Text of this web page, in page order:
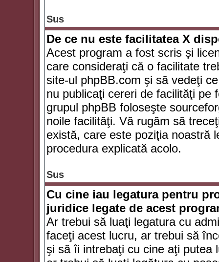
Sus
De ce nu este facilitatea X
Acest program a fost scris şi
care consideraţi că o facilitate
site-ul phpBB.com şi să vedeţi
nu publicaţi cereri de facilităţi pe
grupul phpBB foloseşte
noile facilităţi. Vă rugăm să
există, care este poziţia noastră
procedura explicată acolo.
Sus
Cu cine iau legatura pentru
juridice legate de acest
Ar trebui să luaţi legatura cu
faceţi acest lucru, ar trebui să
şi să îi intrebaţi cu cine aţi putea